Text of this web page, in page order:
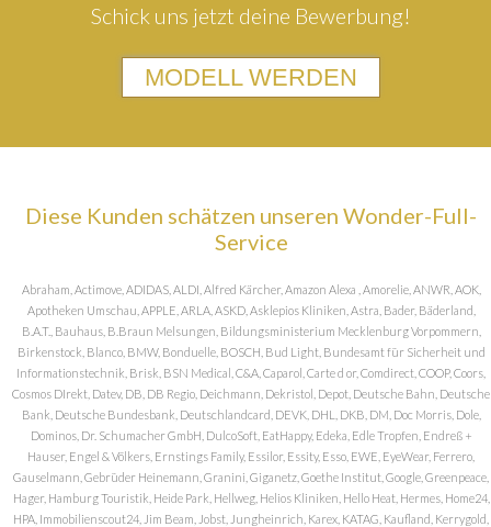
Schick uns jetzt deine Bewerbung!
MODELL WERDEN
Diese Kunden schätzen unseren Wonder-Full-
Service
Abraham, Actimove, ADIDAS, ALDI, Alfred Kärcher, Amazon Alexa , Amorelie, ANWR, AOK,
Apotheken Umschau, APPLE, ARLA, ASKD, Asklepios Kliniken, Astra, Bader, Bäderland,
B.A.T., Bauhaus, B.Braun Melsungen, Bildungsministerium Mecklenburg Vorpommern,
Birkenstock, Blanco, BMW, Bonduelle, BOSCH, Bud Light, Bundesamt für Sicherheit und
Informationstechnik, Brisk, BSN Medical, C&A, Caparol, Carte d or, Comdirect, COOP, Coors,
Cosmos DIrekt, Datev, DB, DB Regio, Deichmann, Dekristol, Depot, Deutsche Bahn, Deutsche
Bank, Deutsche Bundesbank, Deutschlandcard, DEVK, DHL, DKB, DM, Doc Morris, Dole,
Dominos, Dr. Schumacher GmbH, DulcoSoft, EatHappy, Edeka, Edle Tropfen, Endreß +
Hauser, Engel & Völkers, Ernstings Family, Essilor, Essity, Esso, EWE, EyeWear, Ferrero,
Gauselmann, Gebrüder Heinemann, Granini, Giganetz, Goethe Institut, Google, Greenpeace,
Hager, Hamburg Touristik, Heide Park, Hellweg, Helios Kliniken, Hello Heat, Hermes, Home24,
HPA, Immobilienscout24, Jim Beam, Jobst, Jungheinrich, Karex, KATAG, Kaufland, Kerrygold,